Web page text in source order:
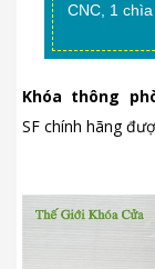
CNC, 1
Khóa thông
SF chính hãng